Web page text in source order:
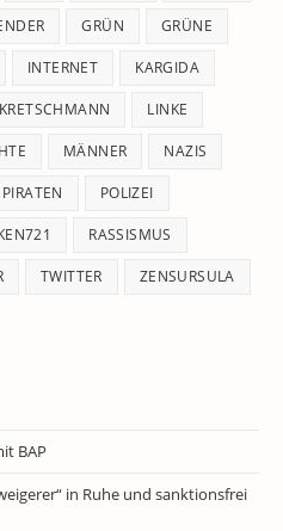
GRÜN GRÜNE
INTERNET KARGIDA
KRETSCHMANN LINKE
MÄNNER NAZIS
PIRATEN POLIZEI
RASSISMUS
TWITTER ZENSURSULA
BAP
in Ruhe und sanktionsfrei